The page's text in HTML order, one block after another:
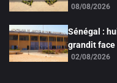
08/08/2026
Sénégal :
grandit face
02/08/2026